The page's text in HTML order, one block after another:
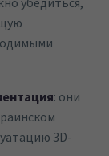
: они
3D-